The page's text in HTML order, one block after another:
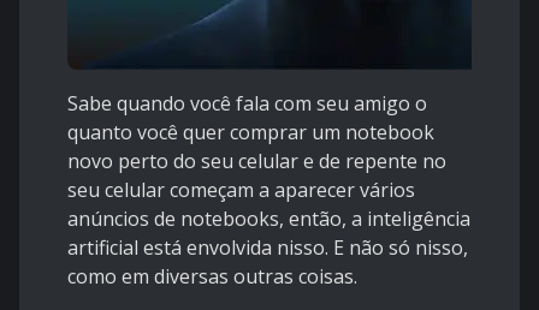
Sabe quando você fala com seu amigo o
quanto você quer comprar um notebook
novo perto do seu celular e de repente no
seu celular começam a aparecer vários
anúncios de notebooks, então, a inteligência
artificial está envolvida nisso. E não só nisso,
como em diversas outras coisas.